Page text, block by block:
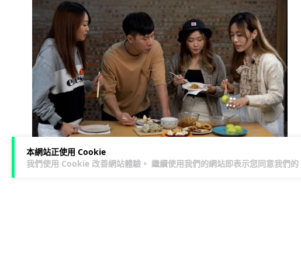
本網站正使用 Cookie
我們使用 Cookie 改善網站體驗。 繼續使用我們的網站即表示您同意我們的